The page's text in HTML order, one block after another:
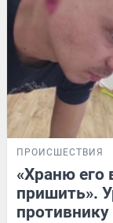
ПРОИСШЕСТВИЯ
«Храню его
пришить».